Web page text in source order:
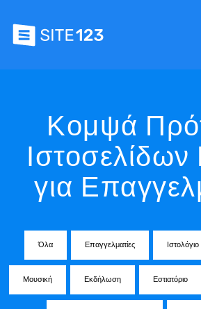
Κομψά
για
Όλα Επαγγελματίες Ιστολόγιο
Μουσική Εκδήλωση Εστιατόριο